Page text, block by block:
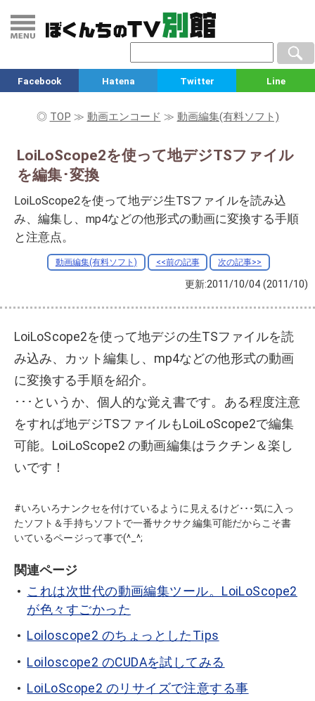
Facebook Hatena Twitter Line
◎ TOP ≫ 動画エンコード ≫ 動画編集(有料ソフト)
LoiLoScope2を使って地デジTSファイル
を編集･変換
LoiLoScope2を使って地デジ生TSファイルを読み込
み、編集し、mp4などの他形式の動画に変換する手順
と注意点。
動画編集(有料ソフト) <<前の記事 次の記事>>
更新:2011/10/04 (2011/10)
LoiLoScope2を使って地デジの生TSファイルを読
み込み、カット編集し、mp4などの他形式の動画
に変換する手順を紹介。
･･･というか、個人的な覚え書です。ある程度注意
をすれば地デジTSファイルもLoiLoScope2で編集
可能。LoiLoScope2 の動画編集はラクチン＆楽し
いです！
#いろいろナンクセを付けているように見えるけど･･･気に入っ
たソフト＆手持ちソフトで一番サクサク編集可能だからこそ書
いているページって事で(^_^;
関連ページ
これは次世代の動画編集ツール。LoiLoScope2
が色々すごかった
Loiloscope2 のちょっとしたTips
Loiloscope2 のCUDAを試してみる
LoiLoScope2 のリサイズで注意する事